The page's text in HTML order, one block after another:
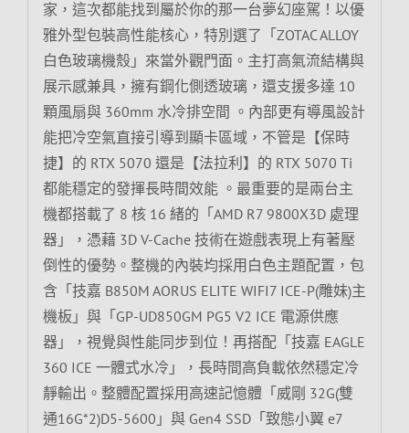
家，這次都能找到屬於你的那一台夢幻座駕！以優
雅外型包裝高性能核心，特別選了「ZOTAC ALLOY
白色玻璃機殼」來當外觀門面。主打高氣流結構與
展示感兼具，擁有鋼化側透玻璃，還支援多達 10
顆風扇與 360mm 水冷排空間 。內部更有導風設計
能把冷空氣直接引導到顯卡區域，不管是【保時
捷】的 RTX 5070 還是【法拉利】的 RTX 5070 Ti
都能穩定的發揮長時間效能 。最重要的是兩台主
機都搭載了 8 核 16 緒的「AMD R7 9800X3D 處理
器」，憑藉 3D V-Cache 技術在遊戲表現上有著壓
倒性的優勢。整機的內裝均採用白色主題配置，包
含「技嘉 B850M AORUS ELITE WIFI7 ICE-P(雕妹)主
機板」與「GP-UD850GM PG5 V2 ICE 電源供應
器」，視覺與性能同步到位！再搭配「技嘉 EAGLE
360 ICE 一體式水冷」，長時間高負載依然穩定冷
靜輸出。整體配置採用高速記憶體「威剛 32G(雙
通16G*2)D5-5600」與 Gen4 SSD「致態小翼 e7